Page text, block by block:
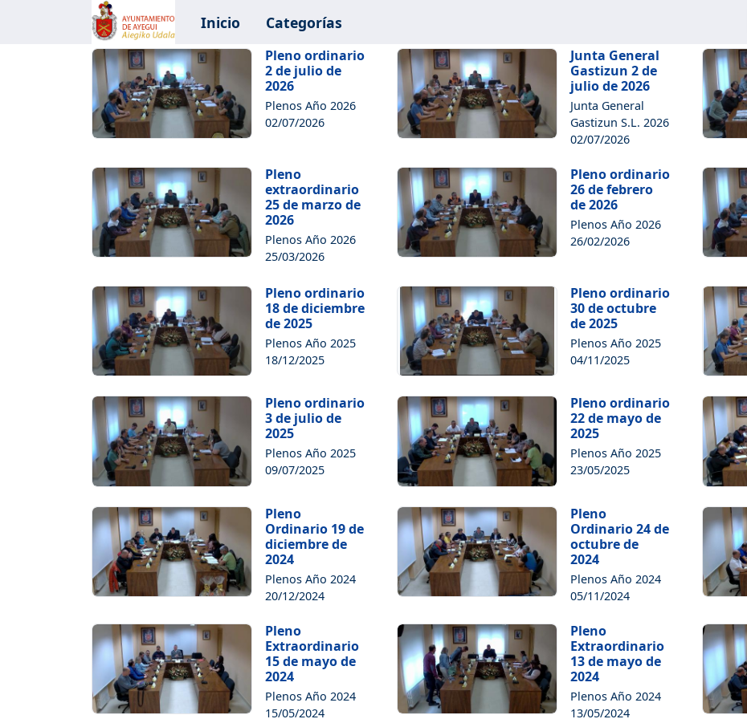
Inicio Categorías
Pleno ordinario
2 de julio de
2026
Plenos Año 2026
02/07/2026
Junta General
Gastizun 2 de
julio de 2026
Junta General
Gastizun S.L. 2026
02/07/2026
Pleno
extraordinario
25 de marzo de
2026
Plenos Año 2026
25/03/2026
Pleno ordinario
26 de febrero
de 2026
Plenos Año 2026
26/02/2026
Pleno ordinario
18 de diciembre
de 2025
Plenos Año 2025
18/12/2025
Pleno ordinario
30 de octubre
de 2025
Plenos Año 2025
04/11/2025
Pleno ordinario
3 de julio de
2025
Plenos Año 2025
09/07/2025
Pleno ordinario
22 de mayo de
2025
Plenos Año 2025
23/05/2025
Pleno
Ordinario 19 de
diciembre de
2024
Plenos Año 2024
20/12/2024
Pleno
Ordinario 24 de
octubre de
2024
Plenos Año 2024
05/11/2024
Pleno
Extraordinario
15 de mayo de
2024
Plenos Año 2024
15/05/2024
Pleno
Extraordinario
13 de mayo de
2024
Plenos Año 2024
13/05/2024